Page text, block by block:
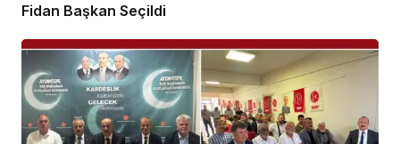
Fidan Başkan Seçildi